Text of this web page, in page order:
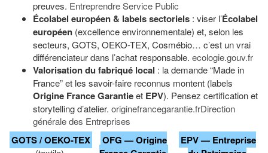
preuves. Entreprendre Service Public
Écolabel européen & labels sectoriels : viser l’Écolabel
européen (excellence environnementale) et, selon les
secteurs, GOTS, OEKO-TEX, Cosmébio… c’est un vrai
différenciateur dans l’achat responsable. ecologie.gouv.fr
Valorisation du fabriqué local : la demande “Made in
France” et les savoir-faire reconnus montent (labels
Origine France Garantieet EPV). Pensez certification et
storytelling d’atelier. originefrancegarantie.frDirection
générale des Entreprises
GOTS / OEKO-TEX
OFG — Origine
EPV — Entreprise